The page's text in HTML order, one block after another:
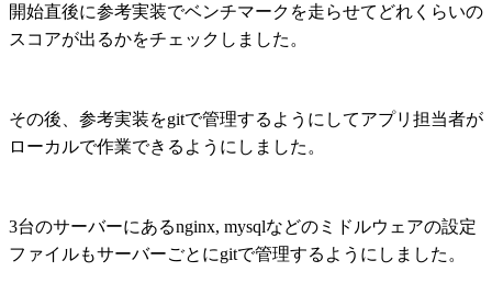
開始直後に参考実装でベンチマークを走らせてどれくらいの
スコアが出るかをチェックしました。
その後、参考実装をgitで管理するようにしてアプリ担当者が
ローカルで作業できるようにしました。
3台のサーバーにあるnginx, mysqlなどのミドルウェアの設定
ファイルもサーバーごとにgitで管理するようにしました。